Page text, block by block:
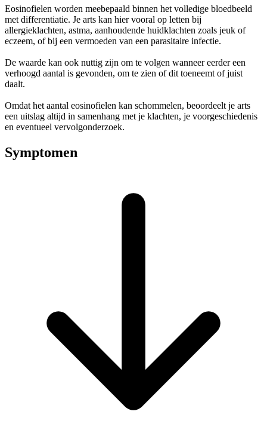
Eosinofielen worden meebepaald binnen het volledige bloedbeeld
met differentiatie. Je arts kan hier vooral op letten bij
allergieklachten, astma, aanhoudende huidklachten zoals jeuk of
eczeem, of bij een vermoeden van een parasitaire infectie.
De waarde kan ook nuttig zijn om te volgen wanneer eerder een
verhoogd aantal is gevonden, om te zien of dit toeneemt of juist
daalt.
Omdat het aantal eosinofielen kan schommelen, beoordeelt je arts
een uitslag altijd in samenhang met je klachten, je voorgeschiedenis
en eventueel vervolgonderzoek.
Symptomen